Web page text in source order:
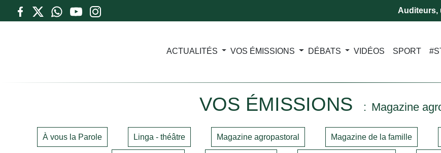
Auditeurs,
ACTUALITÉS VOS ÉMISSIONS DÉBATS VIDÉOS SPORT
VOS ÉMISSIONS Magazine
À vous la Parole Linga - théâtre Magazine agropastoral Magazine de la famille